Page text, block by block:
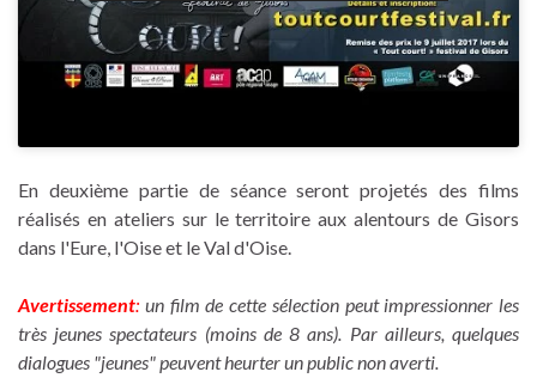
En deuxième partie de séance seront projetés des films
réalisés en ateliers sur le territoire aux alentours de Gisors
dans l'Eure, l'Oise et le Val d'Oise.
Avertissement: un film de cette sélection peut impressionner les
très jeunes spectateurs (moins de 8 ans). Par ailleurs, quelques
dialogues "jeunes" peuvent heurter un public non averti.